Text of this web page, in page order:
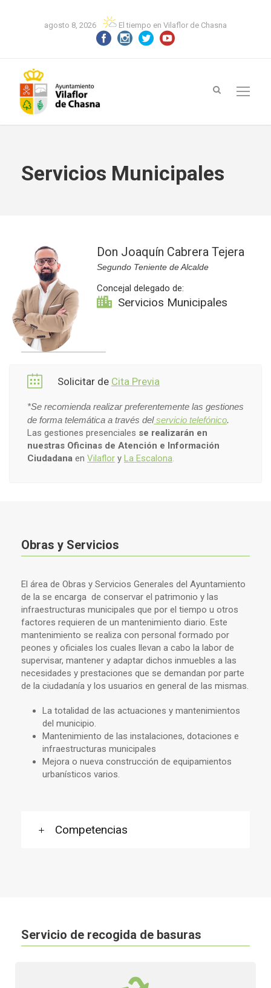
agosto 8, 2026 El tiempo en Vilaflor de Chasna
Servicios Municipales
Don Joaquín Cabrera Tejera
Segundo Teniente de Alcalde
Concejal delegado de:
Servicios Municipales
Solicitar de Cita Previa
*Se recomienda realizar preferentemente las gestiones
de forma telemática a través delservicio telefónico.
Las gestiones presenciales se realizarán en
nuestras Oficinas de Atención e Información
Ciudadana en Vilaflor y La Escalona.
Obras y Servicios
El área de Obras y Servicios Generales del Ayuntamiento
de la se encarga de conservar el patrimonio y las
infraestructuras municipales que por el tiempo u otros
factores requieren de un mantenimiento diario. Este
mantenimiento se realiza con personal formado por
peones y oficiales los cuales llevan a cabo la labor de
supervisar, mantener y adaptar dichos inmuebles a las
necesidades y prestaciones que se demandan por parte
de la ciudadanía y los usuarios en general de las mismas.
La totalidad de las actuaciones y mantenimientos
del municipio.
Mantenimiento de las instalaciones, dotaciones e
infraestructuras municipales
Mejora o nueva construcción de equipamientos
urbanísticos varios.
Competencias
Servicio de recogida de basuras